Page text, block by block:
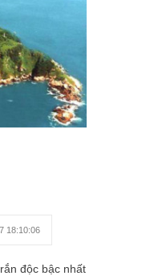
18:10:06
độc bậc nhất